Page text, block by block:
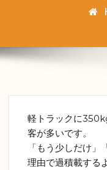
軽トラックに
客が多いです。
「もう少しだけ
理由で過積載する